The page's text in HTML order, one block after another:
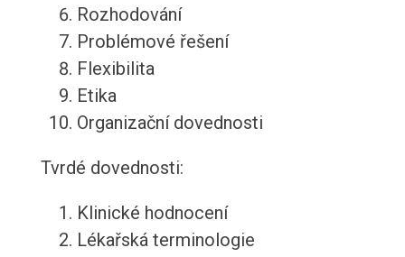
Rozhodování
Problémové řešení
Flexibilita
Etika
Organizační dovednosti
Tvrdé dovednosti:
Klinické hodnocení
Lékařská terminologie